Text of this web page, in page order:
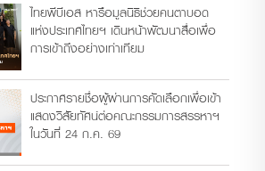
ไทยพีบีเอส หารือมูลนิธิช่วยคนตาบอด
แห่งประเทศไทยฯ เดินหน้าพัฒนาสื่อเพื่อ
การเข้าถึงอย่างเท่าเทียม
ประกาศรายชื่อผู้ผ่านการคัดเลือกเพื่อเข้า
แสดงวิสัยทัศน์ต่อคณะกรรมการสรรหาฯ
ในวันที่ 24 ก.ค. 69